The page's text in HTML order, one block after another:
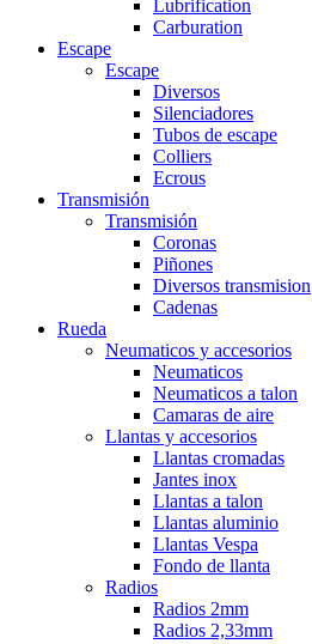
Lubrification
Carburation
Escape
Escape
Diversos
Silenciadores
Tubos de escape
Colliers
Ecrous
Transmisión
Transmisión
Coronas
Piñones
Diversos transmision
Cadenas
Rueda
Neumaticos y accesorios
Neumaticos
Neumaticos a talon
Camaras de aire
Llantas y accesorios
Llantas cromadas
Jantes inox
Llantas a talon
Llantas aluminio
Llantas Vespa
Fondo de llanta
Radios
Radios 2mm
Radios 2,33mm